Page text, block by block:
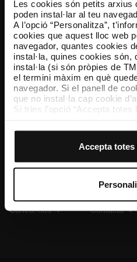
Les cookies són petits arxius
poden instal·lar al teu
A l’opció “Personalitza”,
cookies que aquest lloc web
navegador, quantes cookies
instal·la, quines cookies són,
instal·la (si són pròpies de
el termini màxim en què
navegador. Si el panell de
que no instal·la cap cookie
Si tries l’opció “Accepta
El selector que es troba a la
cookies d’aquella classe.
Un cop hagis marcat les
clic sobre “Selecciona i
només les cookies de la
personalització, perquè
opcions de navegació (com
Accepta
TMB App
Descarrega’t TMB App i compra
App Store
Coneix-nos Contacta